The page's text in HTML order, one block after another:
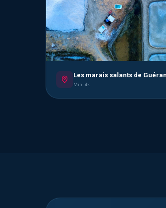
Les marais salants de
Mini 4k